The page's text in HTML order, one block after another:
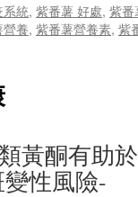
統, 紫番薯 好處, 紫番
養, 紫番薯營養素, 紫
黃酮有助
性風險-